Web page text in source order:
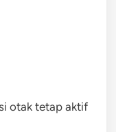
otak tetap aktif